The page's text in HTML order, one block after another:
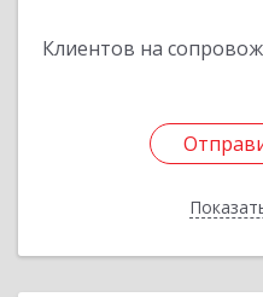
Клиентов на